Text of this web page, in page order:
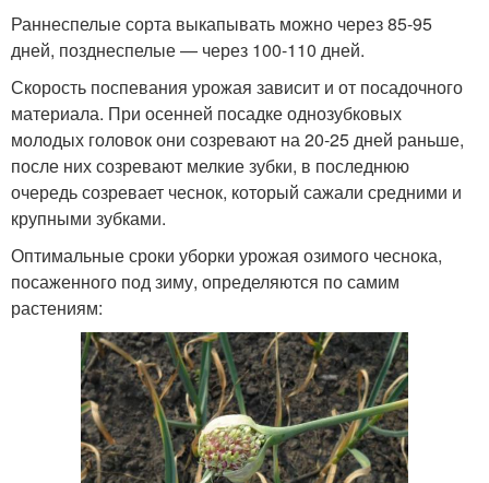
Раннеспелые сорта выкапывать можно через 85-95
дней, позднеспелые — через 100-110 дней.
Скорость поспевания урожая зависит и от посадочного
материала. При осенней посадке однозубковых
молодых головок они созревают на 20-25 дней раньше,
после них созревают мелкие зубки, в последнюю
очередь созревает чеснок, который сажали средними и
крупными зубками.
Оптимальные сроки уборки урожая озимого чеснока,
посаженного под зиму, определяются по самим
растениям: